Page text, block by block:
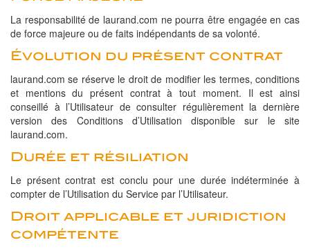
La responsabilité de laurand.com ne pourra être engagée en cas
de force majeure ou de faits indépendants de sa volonté.
Évolution du présent contrat
laurand.com se réserve le droit de modifier les termes, conditions
et mentions du présent contrat à tout moment. Il est ainsi
conseillé à l’Utilisateur de consulter régulièrement la dernière
version des Conditions d’Utilisation disponible sur le site
laurand.com.
Durée et résiliation
Le présent contrat est conclu pour une durée indéterminée à
compter de l’Utilisation du Service par l’Utilisateur.
Droit applicable et juridiction
compétente